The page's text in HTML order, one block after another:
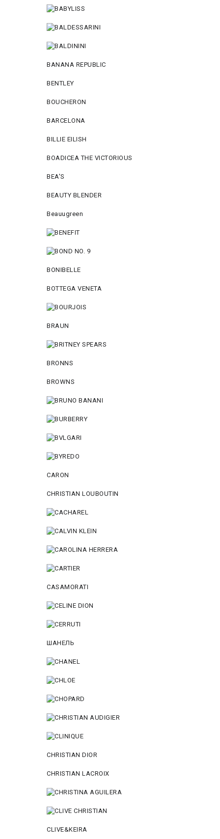
BANANA REPUBLIC
BENTLEY
BOUCHERON
BARCELONA
BILLIE EILISH
BOADICEA THE VICTORIOUS
BEA'S
BEAUTY BLENDER
Beauugreen
BONIBELLE
BOTTEGA VENETA
BRAUN
BRONNS
BROWNS
CARON
CHRISTIAN LOUBOUTIN
CASAMORATI
ШАНЕЛЬ
CHRISTIAN DIOR
CHRISTIAN LACROIX
CLIVE&KEIRA